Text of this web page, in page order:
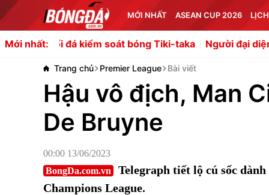
MỚI NHẤT ASEAN CUP 2026
Mới nhất:
kiểm soát bóng Tiki-taka Người đại diện của Gabriel
Trang chủ Premier League Bài viết
Hậu vô địch, Man
De Bruyne
00:00 13/06/2023
BongDa.com.vn
Telegraph tiết lộ cú sốc
Champions League.